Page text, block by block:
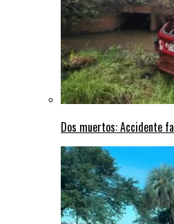
Dos muertos: Accidente